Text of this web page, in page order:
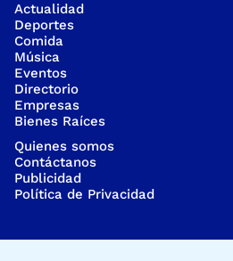
Actualidad
Deportes
Comida
Música
Eventos
Directorio
Empresas
Bienes Raíces
Quienes somos
Contáctanos
Publicidad
Política de Privacidad